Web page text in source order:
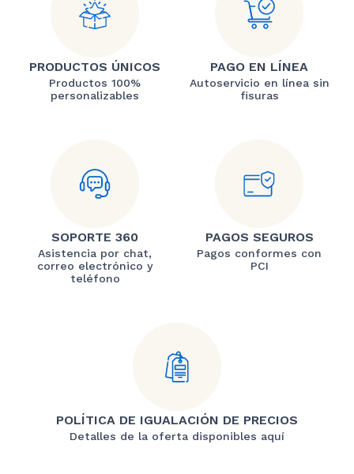
PRODUCTOS ÚNICOS
Productos 100%
personalizables
PAGO EN LÍNEA
Autoservicio en línea sin
fisuras
SOPORTE 360
Asistencia por chat,
correo electrónico y
teléfono
PAGOS SEGUROS
Pagos conformes con
PCI
POLÍTICA DE IGUALACIÓN DE PRECIOS
Detalles de la oferta disponibles aquí